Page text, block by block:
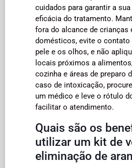
cuidados para garantir a
eficácia do tratamento.
fora do alcance de crianças
domésticos, evite o
pele e os olhos, e não
locais próximos a
cozinha e áreas de preparo
caso de intoxicação,
um médico e leve o rótulo
facilitar o atendimento.
Quais são os
utilizar um kit de
eliminação de